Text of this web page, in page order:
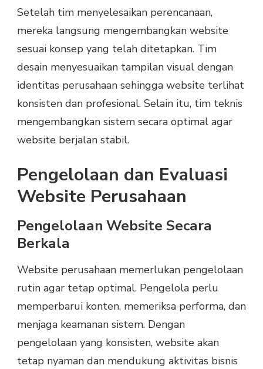
Setelah tim menyelesaikan perencanaan,
mereka langsung mengembangkan website
sesuai konsep yang telah ditetapkan. Tim
desain menyesuaikan tampilan visual dengan
identitas perusahaan sehingga website terlihat
konsisten dan profesional. Selain itu, tim teknis
mengembangkan sistem secara optimal agar
website berjalan stabil.
Pengelolaan dan Evaluasi
Website Perusahaan
Pengelolaan Website Secara
Berkala
Website perusahaan memerlukan pengelolaan
rutin agar tetap optimal. Pengelola perlu
memperbarui konten, memeriksa performa, dan
menjaga keamanan sistem. Dengan
pengelolaan yang konsisten, website akan
tetap nyaman dan mendukung aktivitas bisnis